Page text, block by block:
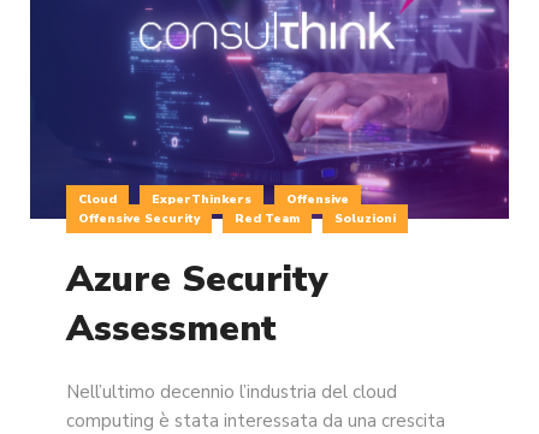
Cloud ExperThinkers
Offensive
Offensive Security
Red Team Soluzioni
Azure Security
Assessment
Nell’ultimo decennio l’industria del cloud
computing è stata interessata da una crescita